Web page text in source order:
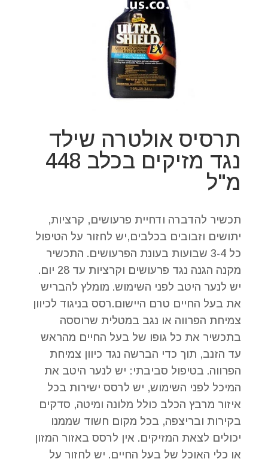
תרסיס אולטרה שילד
נגד מזיקים בכלב 448
מ"ל
תכשיר להדברה ודחיית פרעושים, קרציות,
יתושים וזבובים בכלבים,יש לחזור על הטיפול
כל 3-4 שבועות בעונת הפרעושים. התכשיר
מקנה הגנה נגד פרעושים וקרציות עד 28 יום.
יש לנער היטב לפני השימוש. מומלץ להבריש
את בעל החיים טרם היישום.רסס בניגוד לכיוון
צמיחת הפרווה או נגב במטלית שרוססה
בתכשיר את כל גופו של בעל החיים מהראש
עד הזנב, תוך כדי הברשה נגד כיוון צמיחת
הפרווה. בטיפול סביבתי: יש לנער היטב את
המיכל לפני השימוש, יש לרסס ישירות בכל
איזור מרבץ הכלב כולל מלונה ומיטה, סדקים
בקירות ובריצפה, בכל מקום חשוד שממנו
יכולים לצאת המזיקים. אין לרסס באזור המזון
או כלי האוכל של בעל החיים. יש לחזור על